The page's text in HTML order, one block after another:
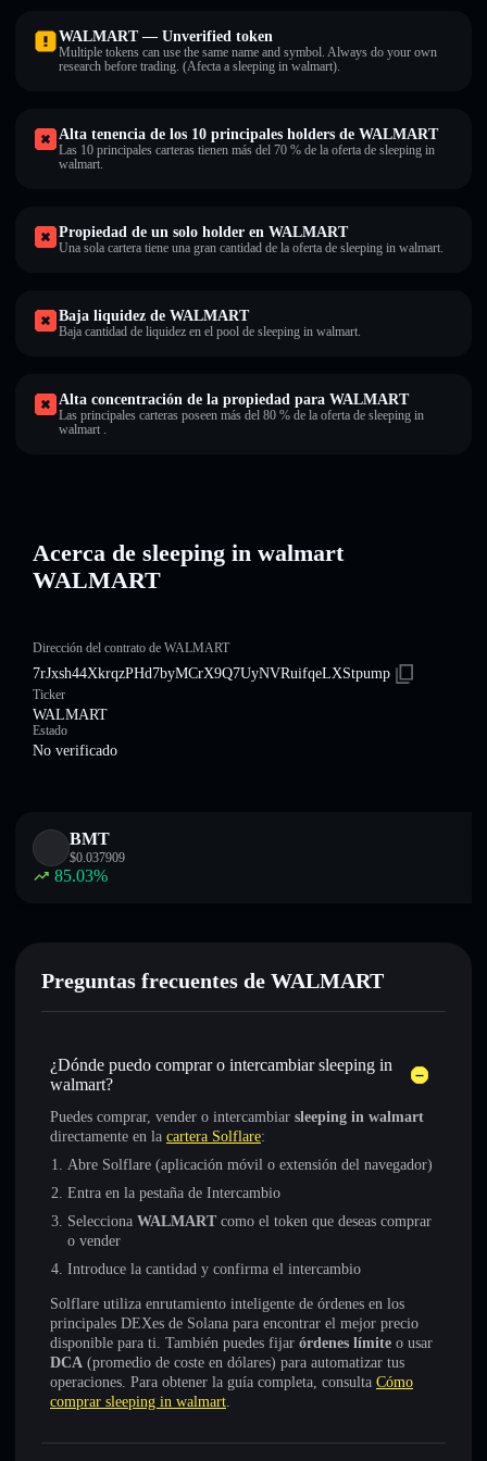
WALMART — Unverified token
Multiple tokens can use the same name and symbol. Always do your own
research before trading. (Afecta a sleeping in walmart).
Alta tenencia de los 10 principales holders de WALMART
Las 10 principales carteras tienen más del 70 % de la oferta de sleeping in
walmart.
Propiedad de un solo holder en WALMART
Una sola cartera tiene una gran cantidad de la oferta de sleeping in walmart.
Baja liquidez de WALMART
Baja cantidad de liquidez en el pool de sleeping in walmart.
Alta concentración de la propiedad para WALMART
Las principales carteras poseen más del 80 % de la oferta de sleeping in
walmart .
Acerca de sleeping in walmart
WALMART
Dirección del contrato de WALMART
7rJxsh44XkrqzPHd7byMCrX9Q7UyNVRuifqeLXStpump
Ticker
WALMART
Estado
No verificado
BMT
$0.037909
85.03%
Preguntas frecuentes de WALMART
¿Dónde puedo comprar o intercambiar sleeping in
walmart?
Puedes comprar, vender o intercambiar sleeping in walmart
directamente en la cartera Solflare:
Abre Solflare (aplicación móvil o extensión del navegador)
Entra en la pestaña de Intercambio
Selecciona WALMART como el token que deseas comprar
o vender
Introduce la cantidad y confirma el intercambio
Solflare utiliza enrutamiento inteligente de órdenes en los
principales DEXes de Solana para encontrar el mejor precio
disponible para ti. También puedes fijar órdenes límite o usar
DCA (promedio de coste en dólares) para automatizar tus
operaciones. Para obtener la guía completa, consulta Cómo
comprar sleeping in walmart.